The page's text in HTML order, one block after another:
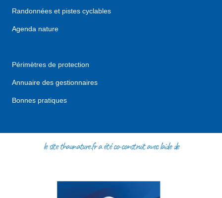
Randonnées et pistes cyclables
Agenda nature
Périmètres de protection
Annuaire des gestionnaires
Bonnes pratiques
le site thaunature.fr a été co-construit avec l'aide de